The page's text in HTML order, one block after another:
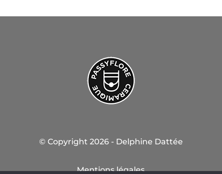
© Copyright 2026 - Delphine Dattée
Mentions légales